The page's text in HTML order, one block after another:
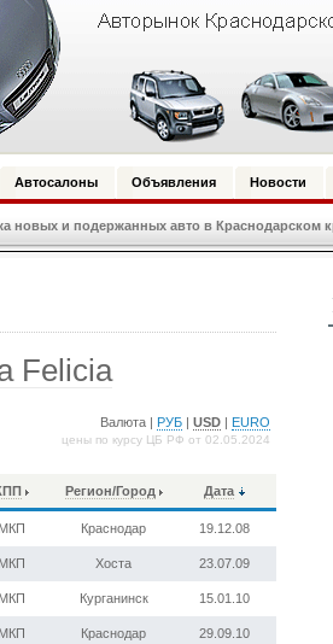
Автосалоны Объявления Новости
и подержанных авто в Краснодарском
Felicia
Валюта | РУБ |USD EURO
цены по курсу ЦБ РФ от 02.05.2024
Регион/Город Дата
МКП Краснодар 19.12.08
МКП Хоста 23.07.09
МКП Курганинск 15.01.10
МКП Краснодар 29.09.10